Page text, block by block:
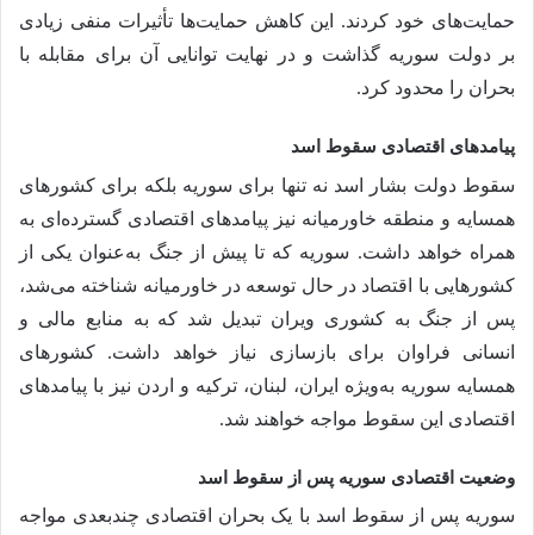
حمایت‌های خود کردند. این کاهش حمایت‌ها تأثیرات منفی زیادی
بر دولت سوریه گذاشت و در نهایت توانایی آن برای مقابله با
بحران را محدود کرد.
پیامدهای اقتصادی سقوط اسد
سقوط دولت بشار اسد نه تنها برای سوریه بلکه برای کشورهای
همسایه و منطقه خاورمیانه نیز پیامدهای اقتصادی گسترده‌ای به
همراه خواهد داشت. سوریه که تا پیش از جنگ به‌عنوان یکی از
کشورهایی با اقتصاد در حال توسعه در خاورمیانه شناخته می‌شد،
پس از جنگ به کشوری ویران تبدیل شد که به منابع مالی و
انسانی فراوان برای بازسازی نیاز خواهد داشت. کشورهای
همسایه سوریه به‌ویژه ایران، لبنان، ترکیه و اردن نیز با پیامدهای
اقتصادی این سقوط مواجه خواهند شد.
وضعیت اقتصادی سوریه پس از سقوط اسد
سوریه پس از سقوط اسد با یک بحران اقتصادی چندبعدی مواجه